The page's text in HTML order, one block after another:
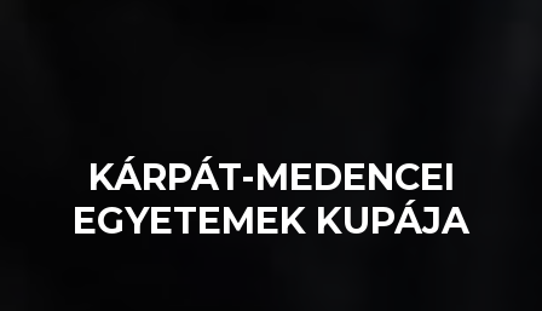
KÁRPÁT-MEDENCEI
EGYETEMEK KUPÁJA